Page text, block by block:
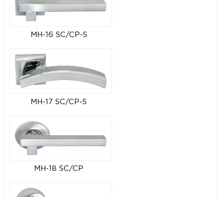
MH-16 SC/CP-S
MH-17 SC/CP-S
MH-18 SC/CP